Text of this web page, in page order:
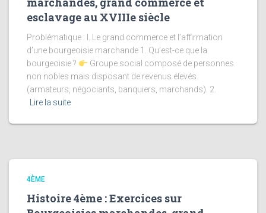
esclavage au XVIIIe siècle
Problématique : I. Le grand commerce et l’affirmation
d’une bourgeoisie marchande 1. Qu’est-ce que la
bourgeoisie ?
Groupe social composé de personnes
non nobles mais disposant de revenus élevés
(armateurs, négociants, banquiers, marchands). 2.
Lire la suite
4ÈME
Histoire 4ème : Exercices sur